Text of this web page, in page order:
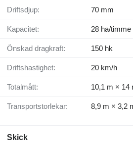
Driftsdjup: 70 mm
Kapacitet: 28 ha/timme
Önskad dragkraft: 150 hk
Driftshastighet: 20 km/h
Totalmått: 10,1 m × 14
Transportstorlekar: 8,9 m × 3,2
Skick